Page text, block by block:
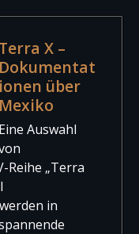
Terra X –
Dokumentat
ionen über
Mexiko
Eine Auswahl
Reihe „Terra
in